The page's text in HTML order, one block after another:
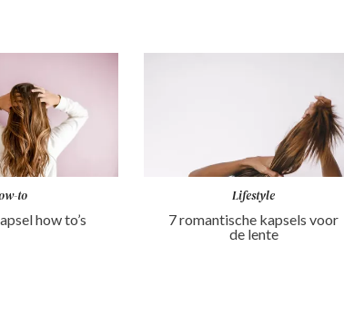
to
how to’s
Lifestyle
7 romantische kapsels voor
de lente